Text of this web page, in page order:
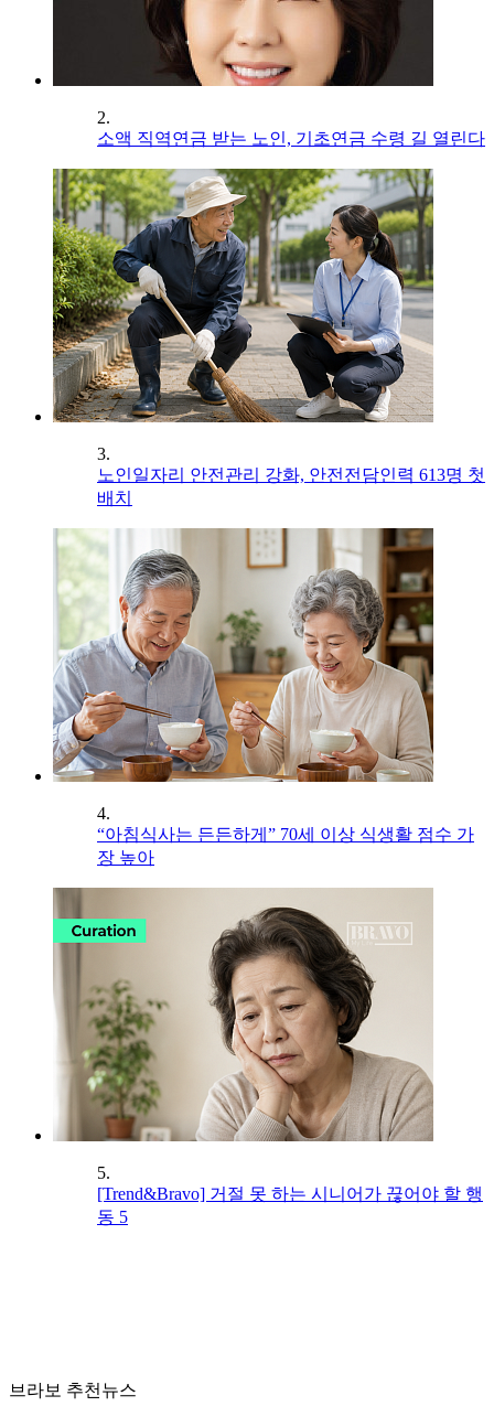
2.
소액 직역연금 받는 노인, 기초연금 수령 길 열린다
3.
노인일자리 안전관리 강화, 안전전담인력 613명 첫
배치
4.
“아침식사는 든든하게” 70세 이상 식생활 점수 가
장 높아
5.
[Trend&Bravo] 거절 못 하는 시니어가 끊어야 할 행
동 5
브라보 추천뉴스